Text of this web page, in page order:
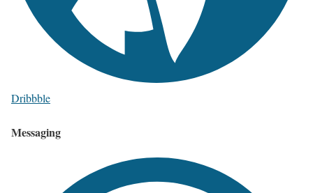
Dribbble
Messaging